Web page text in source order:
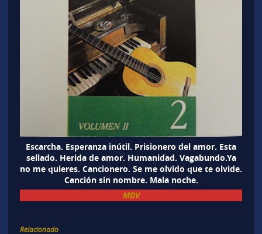
Escarcha. Esperanza inútil. Prisionero del amor. Esta
sellado. Herida de amor. Humanidad. Vagabundo.Ya
no me quieres. Cancionero. Se me olvido que te olvide.
Canción sin nombre. Mala noche.
MDV
Relacionado